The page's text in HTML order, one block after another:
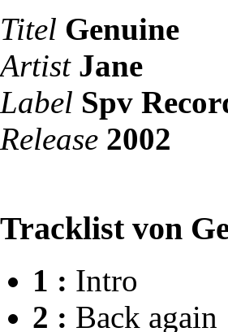
Titel Genuine
Artist Jane
Label Spv
Release 2002
Tracklist von
1 : Intro
2 : Back again